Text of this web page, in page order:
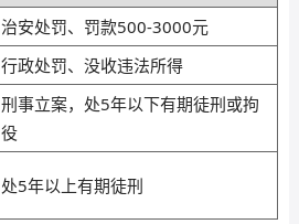
治安处罚、罚款500-3000元
行政处罚、没收违法所得
刑事立案，处5年以下有期徒刑或拘
役
处5年以上有期徒刑